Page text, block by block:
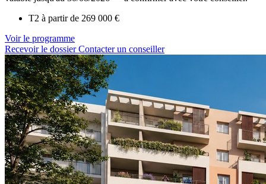
T2 à partir de 269 000 €
Voir le programme
Recevoir le dossierContacter un conseiller